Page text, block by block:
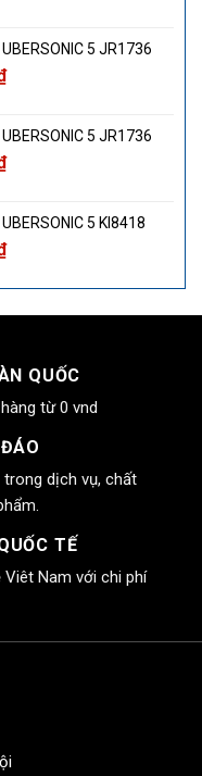
là:
2.850.000₫.
5 JR1736
Giá
là:
2.550.000₫.
5 JR1736
Giá
là:
2.550.000₫.
5 KI8418
Giá
tại
là:
QUỐC
từ 0 vnd
dịch vụ, chất
TẾ
Nam với chi phí